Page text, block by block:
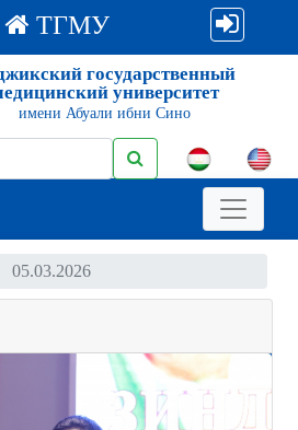
ТГМУ
государственный
университет
имени Абуали ибни Сино
05.03.2026